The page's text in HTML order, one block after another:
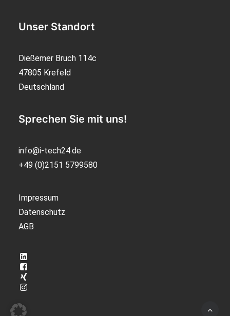
Unser Standort
Dießemer Bruch 114c
47805 Krefeld
Deutschland
Sprechen Sie mit uns!
info@i-tech24.de
+49 (0)2151 5799580
Impressum
Datenschutz
AGB